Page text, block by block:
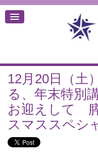
12月20日（土
る、年末特別
お迎えして
スマススペシ